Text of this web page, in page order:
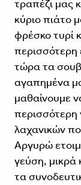
τραπέζι μας
κύριο πιάτο
φρέσκο τυρί
περισσότερη
τώρα τα
αγαπημένα
μαθαίνουμε
περισσότερη
λαχανικών
Αργυρώ
γεύση, μικρά
τα